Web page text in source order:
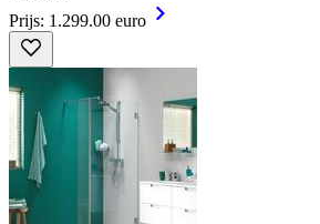
Prijs: 1.299.00 euro